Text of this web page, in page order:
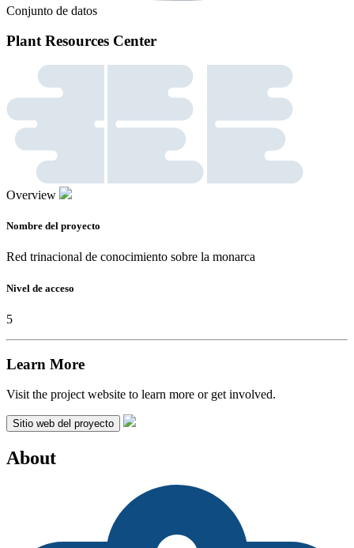
Conjunto de datos
Plant Resources Center
Overview
Nombre del proyecto
Red trinacional de conocimiento sobre la monarca
Nivel de acceso
5
Learn More
Visit the project website to learn more or get involved.
Sitio web del proyecto
About